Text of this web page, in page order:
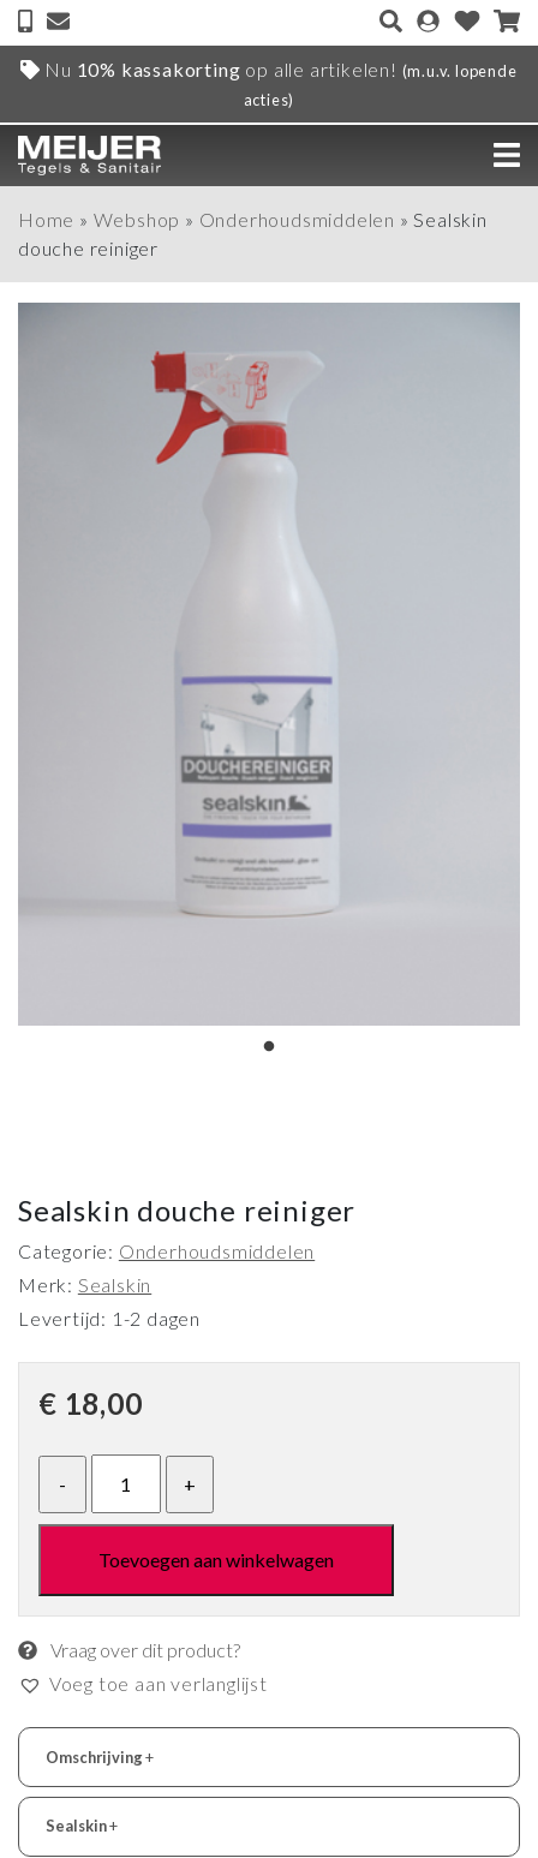
Nu 10% kassakorting op alle artikelen! (m.u.v. lopende
acties)
Home » Webshop » Onderhoudsmiddelen »Sealskin
douche reiniger
Sealskin douche reiniger
Categorie: Onderhoudsmiddelen
Merk: Sealskin
Levertijd: 1-2 dagen
€ 18,00
Toevoegen aan winkelwagen
Vraag over dit product?
Voeg toe aan verlanglijst
Omschrijving+
Sealskin+